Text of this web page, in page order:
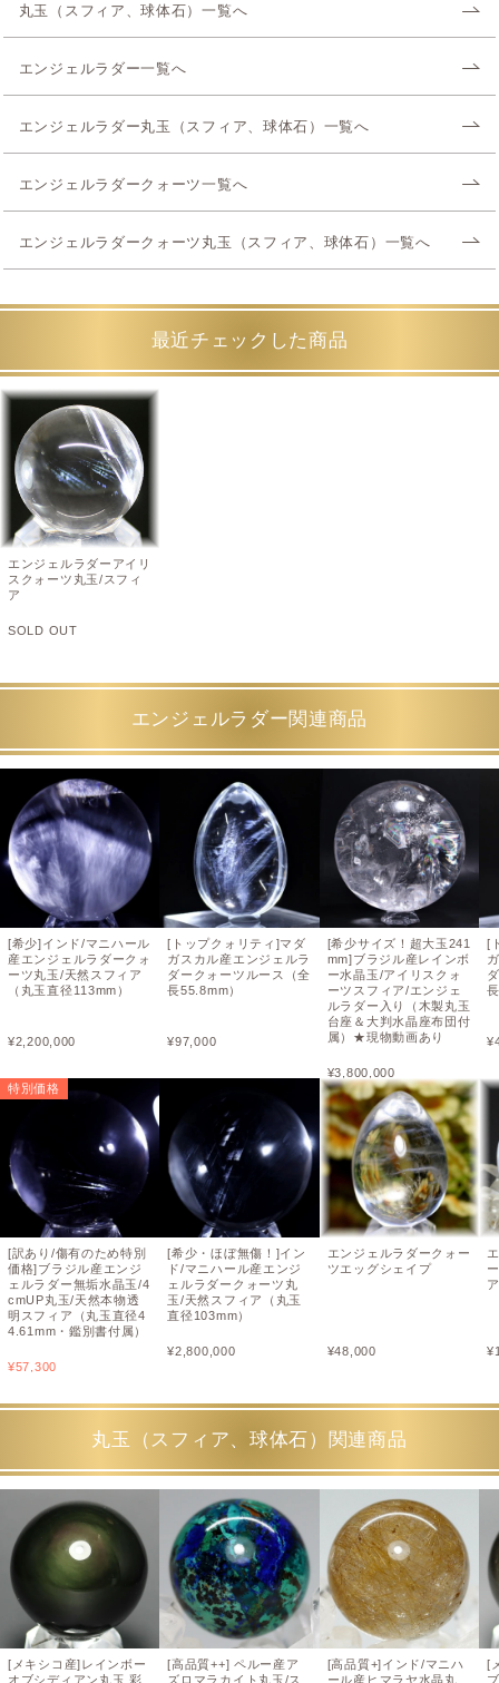
丸玉（スフィア、球体石）一覧へ
エンジェルラダー一覧へ
エンジェルラダー丸玉（スフィア、球体石）一覧へ
エンジェルラダークォーツ一覧へ
エンジェルラダークォーツ丸玉（スフィア、球体石）一覧へ
最近チェックした商品
エンジェルラダーアイリ
スクォーツ丸玉/スフィ
ア
SOLD OUT
エンジェルラダー関連商品
[希少]インド/マニハール
産エンジェルラダークォ
ーツ丸玉/天然スフィア
（丸玉直径113mm）
¥2,200,000
特別価格
[訳あり/傷有のため特別
価格]ブラジル産エンジ
ェルラダー無垢水晶玉/4
cmUP丸玉/天然本物透
明スフィア（丸玉直径4
4.61mm・鑑別書付属）
¥57,300
[トップクォリティ]マダ
ガスカル産エンジェルラ
ダークォーツルース（全
長55.8mm）
¥97,000
[希少・ほぼ無傷！]イン
ド/マニハール産エンジ
ェルラダークォーツ丸
玉/天然スフィア（丸玉
直径103mm）
¥2,800,000
[希少サイズ！超大玉241
mm]ブラジル産レインボ
ー水晶玉/アイリスクォ
ーツスフィア/エンジェ
ルラダー入り（木製丸玉
台座＆大判水晶座布団付
属）★現物動画あり
¥3,800,000
エンジェルラダークォー
ツエッグシェイプ
¥48,000
[
¥
ア
¥
丸玉（スフィア、球体石）関連商品
[メキシコ産]レインボー
オブシディアン丸玉 彩
[高品質++] ペルー産ア
ズロマラカイト丸玉/ス
[高品質+]インド/マニハ
ール産ヒマラヤ水晶丸
[